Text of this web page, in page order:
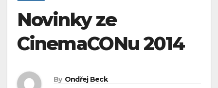
Novinky ze
CinemaCONu 2014
By Ondřej Beck